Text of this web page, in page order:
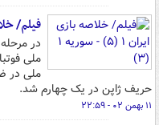
فیلم/ خلاصه
در
ملی
ملی در
حریف ژاپن در یک چهارم شد.
۱۱ بهمن ۰۲ - ۲۲:۵۹